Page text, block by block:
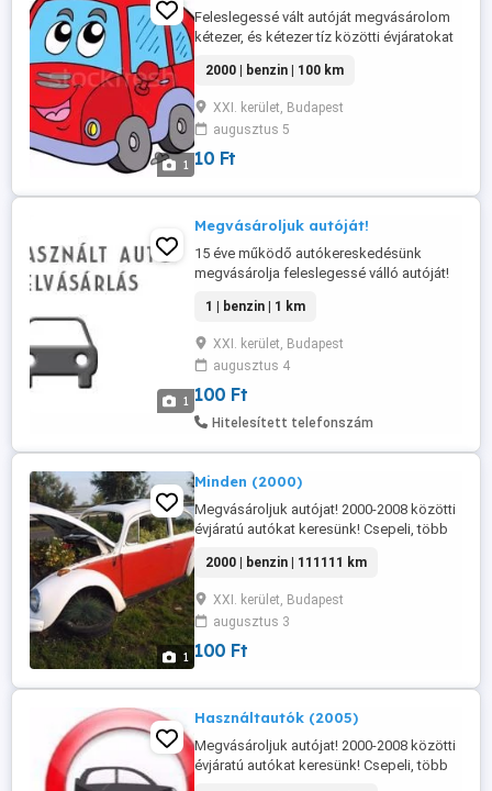
1
Feleslegessé vált autóját megvásárolom
kétezer, és kétezer tíz közötti évjáratokat
érdekelnek! Nem bontó! Adásvételi-
szerződés-t kötünk, Önnek minden
kötelezettsége megszűnik, valamint, ha új
autót vett helyette, a biztosításnál a
bónuszt is rögtön érvényesíth ...
2000 | benzin | 100 km
XXI. kerület, Budapest
augusztus 5
10 Ft
1
Megvásároljuk autóját!
15 éve működő autókereskedésünk
megvásárolja feleslegessé válló autóját!
szerződéssel! Ha új autót vett, azonnal át
tudja vinni a bónuszát! Keressen
bizalommal!
1 | benzin | 1 km
XXI. kerület, Budapest
augusztus 4
100 Ft
Hitelesített telefonszám
1
Minden (2000)
Megvásároljuk autójat! 2000-2008 közötti
évjáratú autókat keresünk! Csepeli, több
azonnali készpénz fizetéssel, adás-
vételivel vásárol! A biztosítását rögtön át
teheti az új autójára! Csak érvényes
magyar papirokkal rendelkező autókat
keresünk, és csak az okmányokban ...
2000 | benzin | 111111 km
XXI. kerület, Budapest
augusztus 3
100 Ft
Használtautók (2005)
Megvásároljuk autójat! 2000-2008 közötti
évjáratú autókat keresünk! Csepeli, több